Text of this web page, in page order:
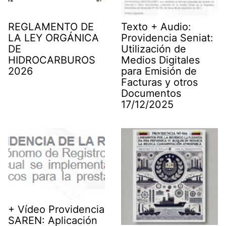
REGLAMENTO DE
LA LEY ORGÁNICA
DE
HIDROCARBUROS
2026
Texto + Audio:
Providencia Seniat:
Utilización de
Medios Digitales
para Emisión de
Facturas y otros
Documentos
17/12/2025
+ Vídeo Providencia
SAREN: Aplicación